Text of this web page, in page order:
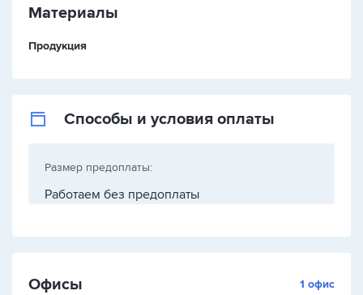
Материалы
Продукция
Способы и условия оплаты
Размер предоплаты:
Работаем без предоплаты
Офисы 1 офис